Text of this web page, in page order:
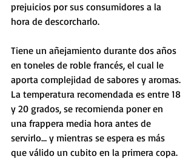
prejuicios por sus consumidores a la
hora de descorcharlo.
Tiene un añejamiento durante dos años
en toneles de roble francés, el cual le
aporta complejidad de sabores y aromas.
La temperatura recomendada es entre 18
y 20 grados, se recomienda poner en
una frappera media hora antes de
servirlo… y mientras se espera es más
que válido un cubito en la primera copa.